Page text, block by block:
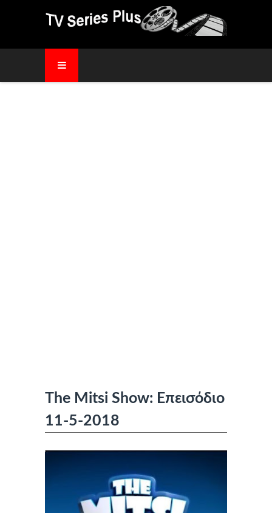
The Mitsi Show: Επεισόδιο
11-5-2018